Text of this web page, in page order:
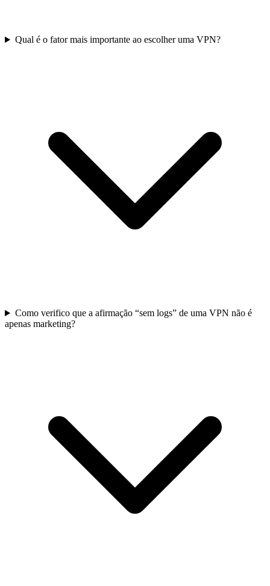
Qual é o fator mais importante ao escolher uma VPN?
Como verifico que a afirmação “sem logs” de uma VPN não é
apenas marketing?